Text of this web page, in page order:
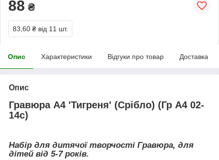
88 ₴
83,60 ₴ від 11 шт.
Опис Характеристики Відгуки про товар Доставка
Опис
Гравюра А4 'Тигреня' (Срібло) (Гр А4 02-
14с)
Набір для дитячої творчості Гравюра, для
дітей від 5-7 років.